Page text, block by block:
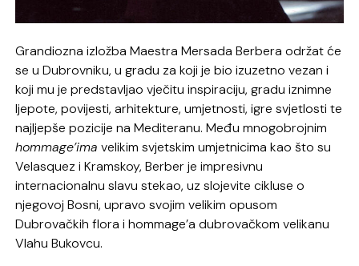
Grandiozna izložba Maestra Mersada Berbera održat će
se u Dubrovniku, u gradu za koji je bio izuzetno vezan i
koji mu je predstavljao vječitu inspiraciju, gradu iznimne
ljepote, povijesti, arhitekture, umjetnosti, igre svjetlosti te
najljepše pozicije na Mediteranu. Među mnogobrojnim
hommage’ima velikim svjetskim umjetnicima kao što su
Velasquez i Kramskoy, Berber je impresivnu
internacionalnu slavu stekao, uz slojevite cikluse o
njegovoj Bosni, upravo svojim velikim opusom
Dubrovačkih flora i hommage’a dubrovačkom velikanu
Vlahu Bukovcu.